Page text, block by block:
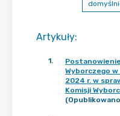
Artykuły:
1.
Wyborczego
2024 r. w
Komisji